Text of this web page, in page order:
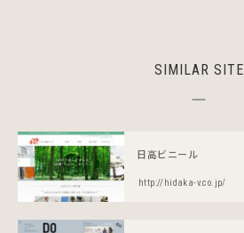
SIMILAR SITE
日高ビニール
http://hidaka-v.co.jp/